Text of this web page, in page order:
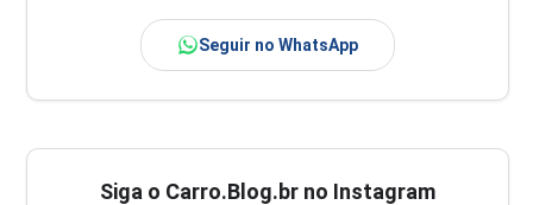
Seguir no WhatsApp
Siga o Carro.Blog.br no Instagram